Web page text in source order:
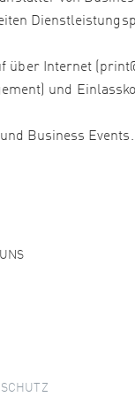
über Internet
und
Business Events.